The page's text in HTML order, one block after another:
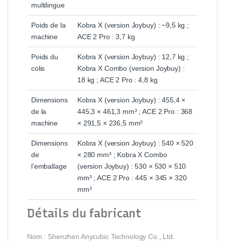
multilingue
Poids de la
machine
Kobra X (version Joybuy) : ~9,5 kg ;
ACE 2 Pro : 3,7 kg
Poids du
colis
Kobra X (version Joybuy) : 12,7 kg ;
Kobra X Combo (version Joybuy) :
18 kg ; ACE 2 Pro : 4,8 kg
Dimensions
de la
machine
Kobra X (version Joybuy) : 455,4 ×
445,3 × 461,3 mm³ ; ACE 2 Pro : 368
× 291,5 × 236,5 mm³
Dimensions
de
l’emballage
Kobra X (version Joybuy) : 540 × 520
× 280 mm³ ; Kobra X Combo
(version Joybuy) : 530 × 530 × 510
mm³ ; ACE 2 Pro : 445 × 345 × 320
mm³
Détails du fabricant
Nom : Shenzhen Anycubic Technology Co., Ltd.